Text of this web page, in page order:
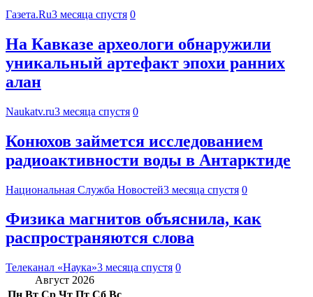
Газета.Ru3 месяца спустя 0
На Кавказе археологи обнаружили
уникальный артефакт эпохи ранних
алан
Naukatv.ru3 месяца спустя 0
Конюхов займется исследованием
радиоактивности воды в Антарктиде
Национальная Служба Новостей3 месяца спустя 0
Физика магнитов объяснила, как
распространяются слова
Телеканал «Наука»3 месяца спустя 0
Август 2026